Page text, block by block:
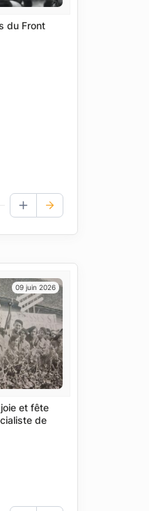
du Front
AJOUTER AUX FAVORIS
09 juin 2026
et fête
de